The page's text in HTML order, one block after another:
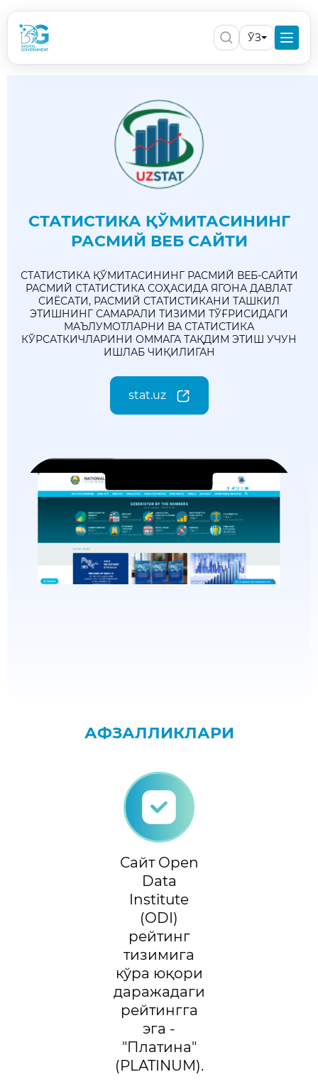
ЎЗ
СТАТИСТИКА ҚЎМИТАСИНИНГ
РАСМИЙ ВЕБ САЙТИ
СТАТИСТИКА ҚЎМИТАСИНИНГ РАСМИЙ ВЕБ-САЙТИ
РАСМИЙ СТАТИСТИКА СОҲАСИДА ЯГОНА ДАВЛАТ
СИЁСАТИ, РАСМИЙ СТАТИСТИКАНИ ТАШКИЛ
ЭТИШНИНГ САМАРАЛИ ТИЗИМИ ТЎҒРИСИДАГИ
МАЪЛУМОТЛАРНИ ВА СТАТИСТИКА
КЎРСАТКИЧЛАРИНИ ОММАГА ТАҚДИМ ЭТИШ УЧУН
ИШЛАБ ЧИҚИЛИГАН
stat.uz
АФЗАЛЛИКЛАРИ
Сайт Open
Data
Institute
(ODI)
рейтинг
тизимига
кўра юқори
даражадаги
рейтингга
эга -
"Платина"
(PLATINUM).